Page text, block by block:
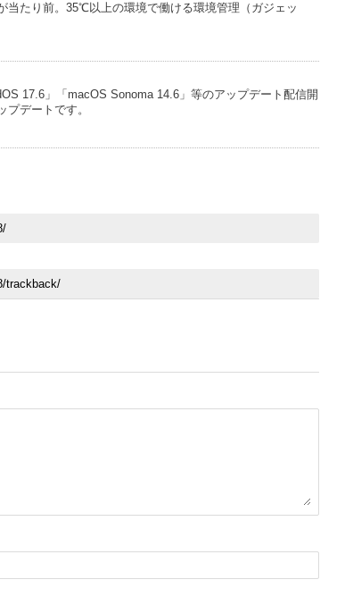
当たり前。35℃以上の環境で働ける環境管理（ガジェッ
17.6」「macOS Sonoma 14.6」等のアップデート配信開
デートです。